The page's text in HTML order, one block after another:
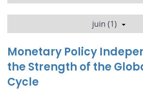
juin (1)
Monetary Policy
the Strength of the
Cycle